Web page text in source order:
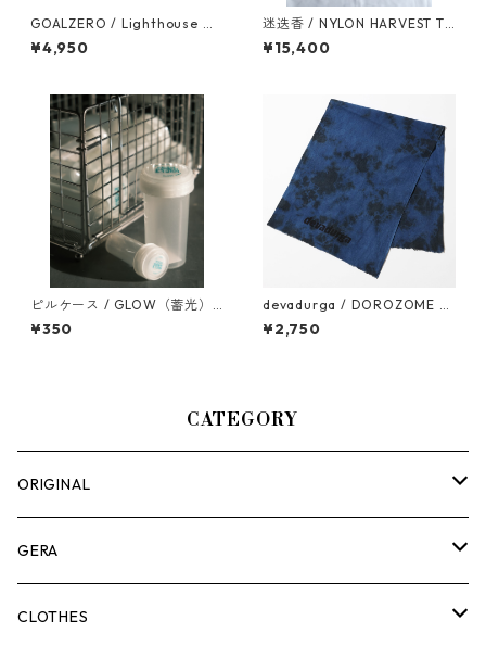
GOALZERO / Lighthouse Mi
cro Flash
¥4,950
迷迭香 / NYLON HARVEST TR
AINER CLASSIC
¥15,400
ピルケース / GLOW（蓄光）L
サイズ
¥350
devadurga / DOROZOME T
ENUGUI（D .NAVY）
¥2,750
CATEGORY
ORIGINAL
ASOMATOUS
HANGBURGER（ハングバーガー）
COLLABORATION
GERA
ランタン＆ライト
CLOTHES